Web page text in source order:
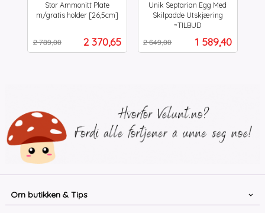
Stor Ammonitt Plate
m/gratis holder [26,5cm]
Tilbud
2 370,65
2 789,00
Unik Septarian Egg Med
Skilpadde Utskjæring
~TILBUD
Tilbud
1 589,40
2 649,00
mva.
Om butikken & Tips